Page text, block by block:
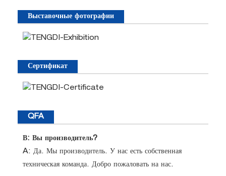
Выставочные фотографии
Сертификат
QFA
В: Вы производитель?
A: Да. Мы производитель. У нас есть собственная
техническая команда. Добро пожаловать на нас.